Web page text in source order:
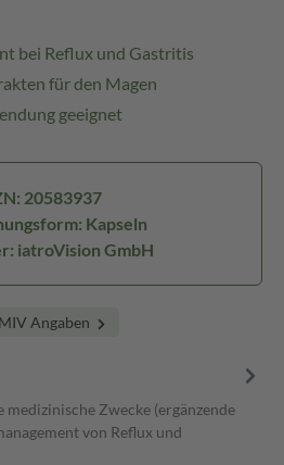
bei Reflux und Gastritis
für den Magen
geeignet
20583937
Kapseln
iatroVision GmbH
Angaben
Zwecke (ergänzende
von Reflux und